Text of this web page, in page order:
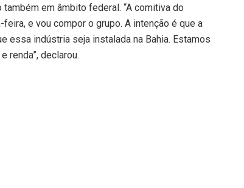
em âmbito federal. “A comitiva do
e vou compor o grupo. A intenção é que a
essa indústria seja instalada na Bahia. Estamos
renda”, declarou.